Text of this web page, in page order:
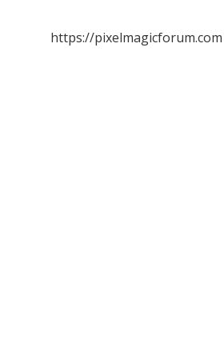
https://pixelmagicforum.com